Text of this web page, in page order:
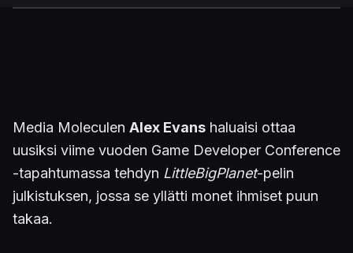
Media Moleculen Alex Evans haluaisi ottaa
uusiksi viime vuoden Game Developer Conference
-tapahtumassa tehdyn LittleBigPlanet-pelin
julkistuksen, jossa se yllätti monet ihmiset puun
takaa.